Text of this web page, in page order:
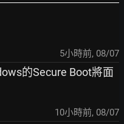
5小時前, 08/07
的Secure Boot將面
10小時前, 08/07